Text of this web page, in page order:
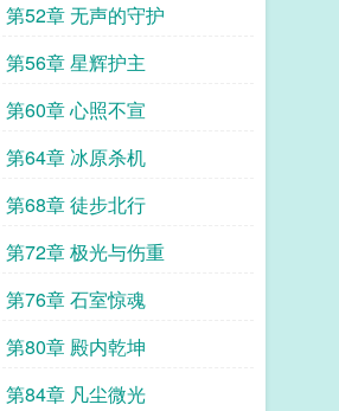
第52章 无声的守护
第56章 星辉护主
第60章 心照不宣
第64章 冰原杀机
第68章 徒步北行
第72章 极光与伤重
第76章 石室惊魂
第80章 殿内乾坤
第84章 凡尘微光